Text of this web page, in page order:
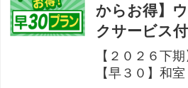
からお得】
クサービス付
【２０２６下
【早３０】和